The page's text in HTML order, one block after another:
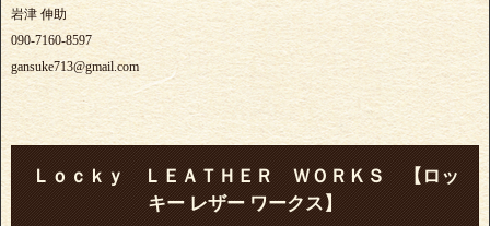
岩津 伸助
090-7160-8597
gansuke713@gmail.com
Ｌｏｃｋｙ ＬＥＡＴＨＥＲ ＷＯＲＫＳ 【ロッ
キー レザー ワークス】